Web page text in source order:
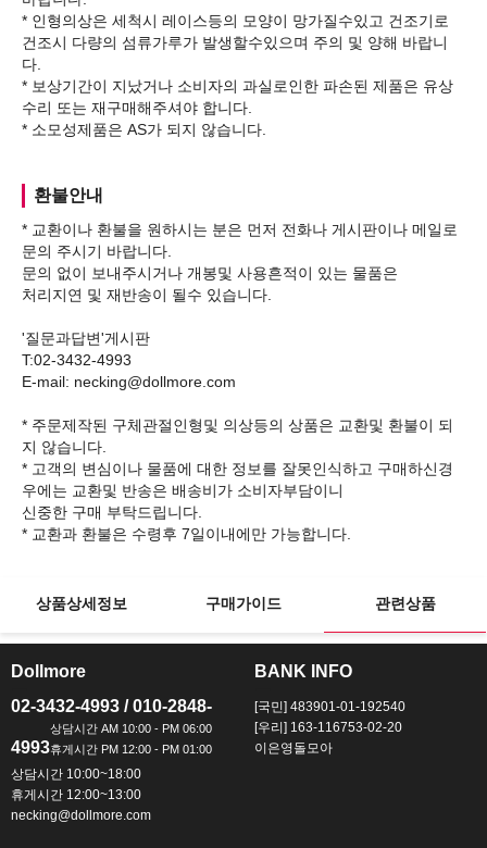
* 인형의상은 세척시 레이스등의 모양이 망가질수있고 건조기로
건조시 다량의 섬류가루가 발생할수있으며 주의 및 양해 바랍니
다.
* 보상기간이 지났거나 소비자의 과실로인한 파손된 제품은 유상
수리 또는 재구매해주셔야 합니다.
환불안내
* 교환이나 환불을 원하시는 분은 먼저 전화나 게시판이나 메일로
문의 주시기 바랍니다.
문의 없이 보내주시거나 개봉및 사용흔적이 있는 물품은
처리지연 및 재반송이 될수 있습니다.
'질문과답변'게시판
T:02-3432-4993
E-mail: necking@dollmore.com
* 주문제작된 구체관절인형및 의상등의 상품은 교환및 환불이 되
지 않습니다.
* 고객의 변심이나 물품에 대한 정보를 잘못인식하고 구매하신경
우에는 교환및 반송은 배송비가 소비자부담이니
신중한 구매 부탁드립니다.
상품상세정보 구매가이드 관련상품
Dollmore
02-3432-4993 / 010-2848-
4993
상담시간 10:00~18:00
휴게시간 12:00~13:00
necking@dollmore.com
BANK INFO
[국민] 483901-01-192540
[우리] 163-116753-02-20
이은영돌모아